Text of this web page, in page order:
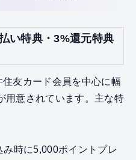
い特典・3%還元特典
友カード会員を中心に幅
用意されています。主な特
み時に5,000ポイントプレ